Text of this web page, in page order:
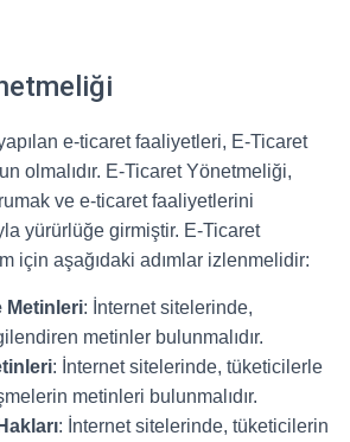
e-ticaret faaliyetleri, E-Ticaret
olmalıdır. E-Ticaret Yönetmeliği,
ve e-ticaret faaliyetlerini
yürürlüğe girmiştir. E-Ticaret
için aşağıdaki adımlar izlenmelidir:
Metinleri: İnternet sitelerinde,
metinler bulunmalıdır.
: İnternet sitelerinde, tüketicilerle
metinleri bulunmalıdır.
: İnternet sitelerinde, tüketicilerin